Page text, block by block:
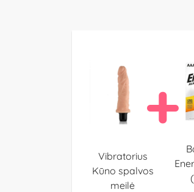
Vibratorius
Kūno spalvos
meilė